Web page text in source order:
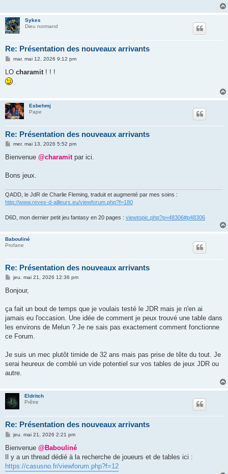
Sykes
Dieu normand
Re: Présentation des nouveaux arrivants
M
s
a
mar. mai 12, 2026 9:12 pm
LO charamit ! ! !
Esbehmj
Pape
Re: Présentation des nouveaux arrivants
M
s
g
mer. mai 13, 2026 5:52 pm
Bienvenue @charamitpar ici.
Bons jeux.
QADD, le JdR de Charlie Fleming, traduit et augmenté par mes soins :
http://www.reves-d-ailleurs.eu/viewforum.php?f=180
D6D, mon dernier petit jeu fantasy en 20 pages : viewtopic.php?p=48306#p48306
Babouliné
Profane
Re: Présentation des nouveaux arrivants
M
s
g
jeu. mai 21, 2026 12:36 pm
Bonjour,
ça fait un bout de temps que je voulais testé le JDR mais je n'en ai
jamais eu l'occasion. Une idée de comment je peux trouvé une table dans
les environs de Melun ? Je ne sais pas exactement comment fonctionne
ce Forum.
Je suis un mec plutôt timide de 32 ans mais pas prise de tête du tout. Je
serai heureux de comblé un vide potentiel sur vos tables de jeux JDR ou
autre.
Eldritch
Prêtre
Re: Présentation des nouveaux arrivants
M
s
a
g
e
jeu. mai 21, 2026 2:21 pm
Bienvenue @Babouliné
Il y a un thread dédié à la recherche de joueurs et de tables ici :
https://casusno.fr/viewforum.php?f=12